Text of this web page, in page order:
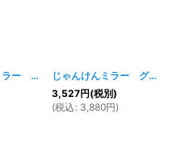
アルミスマホミラー ブラック [1062w ]
じゃんけんミラー グー・パー・チョキ 選択自由
3,527円(税別)
(税込 : 3,880円)